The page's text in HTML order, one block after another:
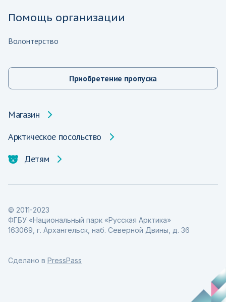
Помощь организации
Волонтерство
Приобретение пропуска
Магазин
Арктическое посольство
Детям
© 2011-2023
ФГБУ «Национальный парк «Русская Арктика»
163069, г. Архангельск, наб. Северной Двины, д. 36
Сделано в PressPass